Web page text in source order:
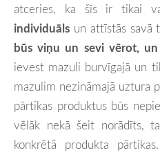
atceries, ka šīs ir tikai
individuāls un attīstās savā
būs viņu un sevi vērot,
ievest mazuli burvīgajā un
mazulim nezināmajā uztura
pārtikas produktus būs
vēlāk nekā šeit norādīts,
konkrētā produkta pārtikas.